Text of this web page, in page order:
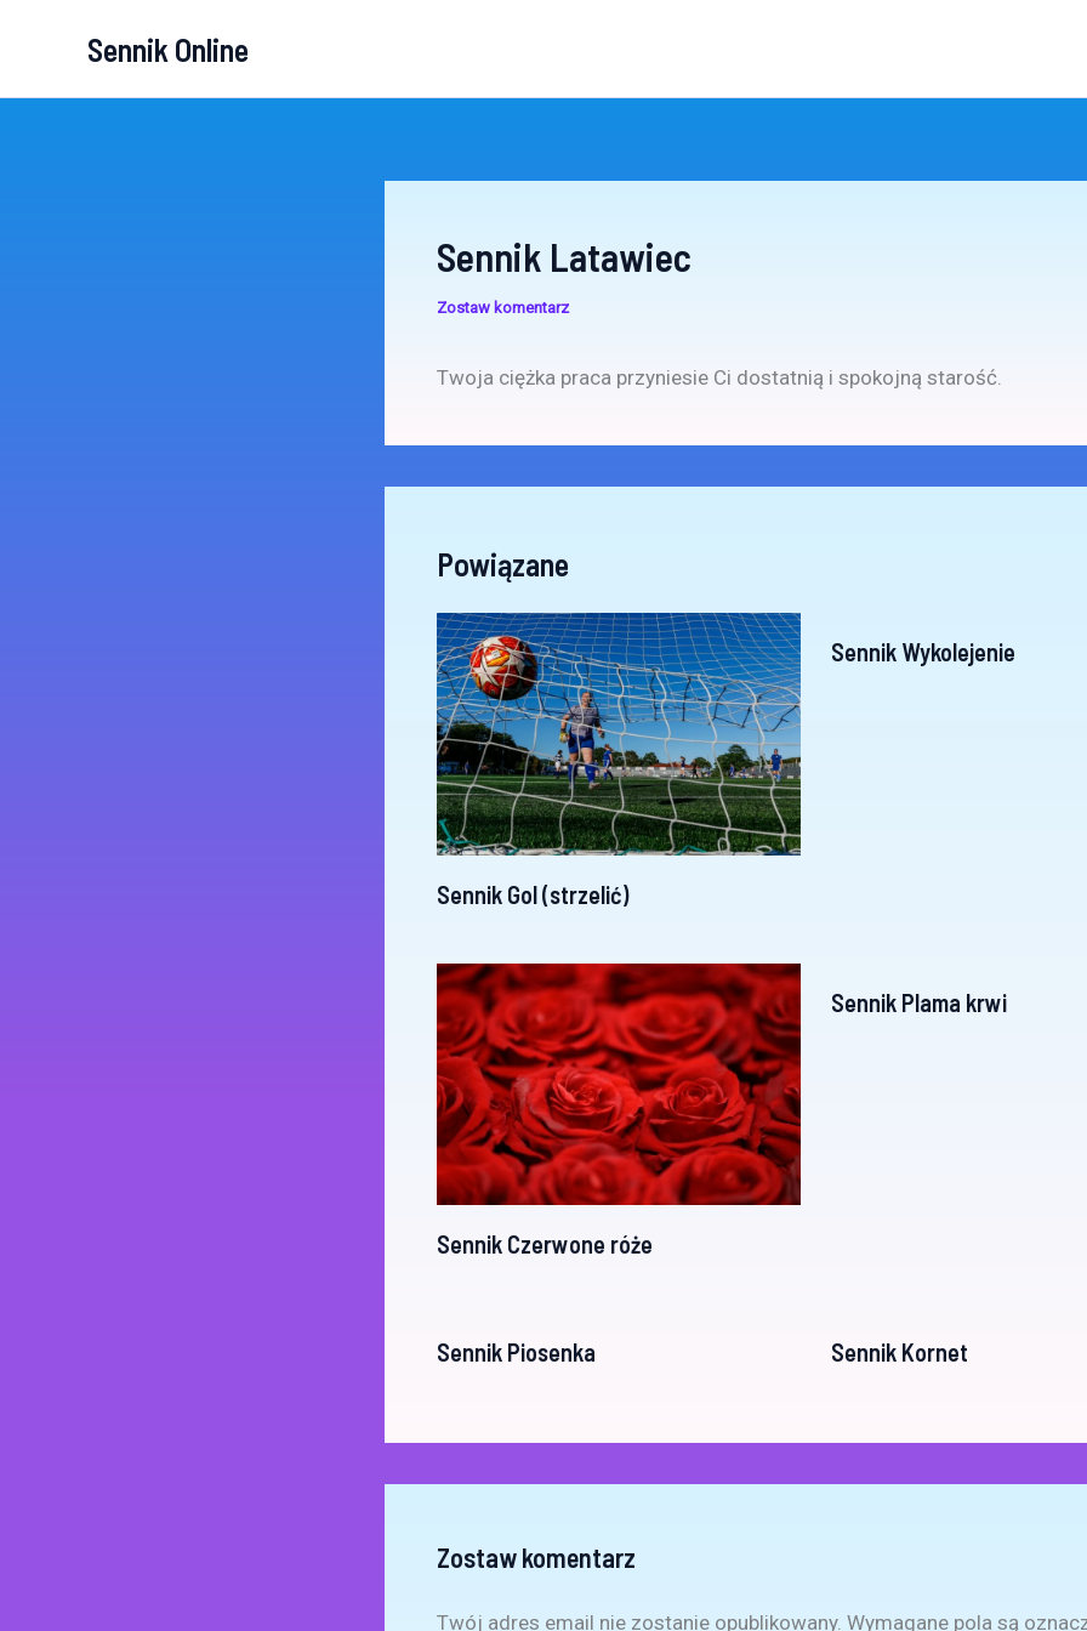
Sennik Online
Sennik Latawiec
Zostaw komentarz
Twoja ciężka praca przyniesie Ci dostatnią i spokojną starość.
Powiązane
Sennik Gol (strzelić)
Sennik Wykolejenie
Sennik Czerwone róże
Sennik Plama krwi
Sennik Piosenka Sennik Kornet
Zostaw komentarz
Twój adres email nie zostanie opublikowany. Wymagane pola są